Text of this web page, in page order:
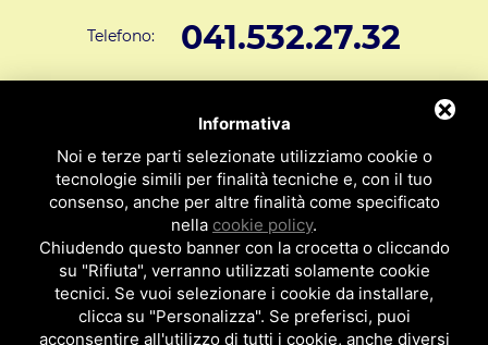
Telefono: 041.532.27.32
info@svar1951.it
Supporto Tecnico Clienti: assistenza@svar1951.it
Fax: 041 532.73.01
Indirizzo: S.V.A.R. - Via Cappuccina n° 181 - 30172 Mestre VE
ITALY
P.I : 01971310279
ISCRIZIONE R.E.A. N. 189009
Informativa
Noi e terze parti selezionate utilizziamo cookie o
tecnologie simili per finalità tecniche e, con il tuo
consenso, anche per altre finalità come specificato
nella cookie policy.
Chiudendo questo banner con la crocetta o cliccando
su "Rifiuta", verranno utilizzati solamente cookie
tecnici. Se vuoi selezionare i cookie da installare,
clicca su "Personalizza". Se preferisci, puoi
acconsentire all'utilizzo di tutti i cookie, anche diversi